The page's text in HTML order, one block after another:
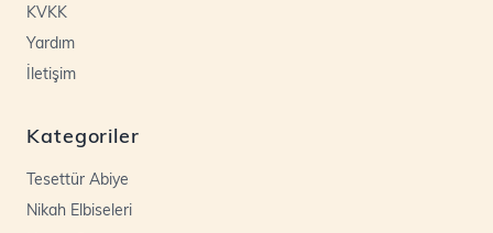
KVKK
Yardım
İletişim
Kategoriler
Tesettür Abiye
Nikah Elbiseleri